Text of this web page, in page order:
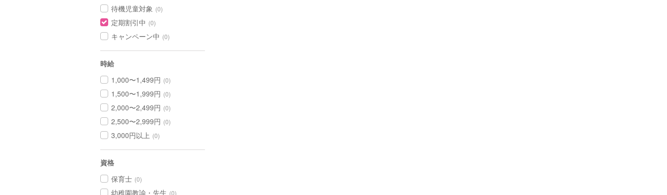
待機児童対象 (0)
定期割引中 (0)
キャンペーン中 (0)
時給
1,000〜1,499円 (0)
1,500〜1,999円 (0)
2,000〜2,499円 (0)
2,500〜2,999円 (0)
3,000円以上 (0)
資格
保育士 (0)
幼稚園教諭・先生 (0)